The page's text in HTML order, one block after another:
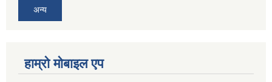
अन्य
हाम्रो माेबाइल एप